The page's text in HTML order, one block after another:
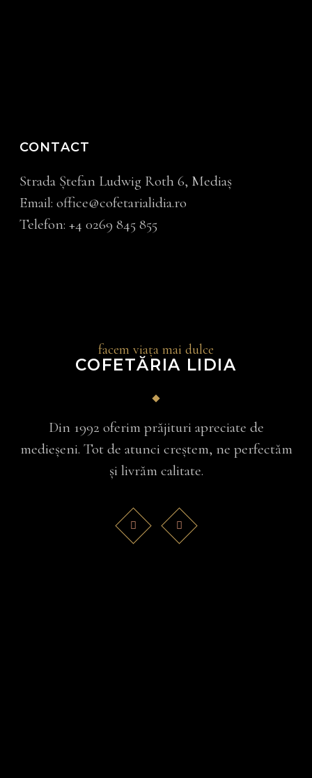
CONTACT
Strada Ştefan Ludwig Roth 6, Mediaș
Email:office@cofetarialidia.ro
Telefon:+40269 845 855
facem viața mai dulce
COFETĂRIA LIDIA
Din 1992 oferim prăjituri apreciate de
medieșeni. Tot de atunci creștem, ne perfectăm
și livrăm calitate.